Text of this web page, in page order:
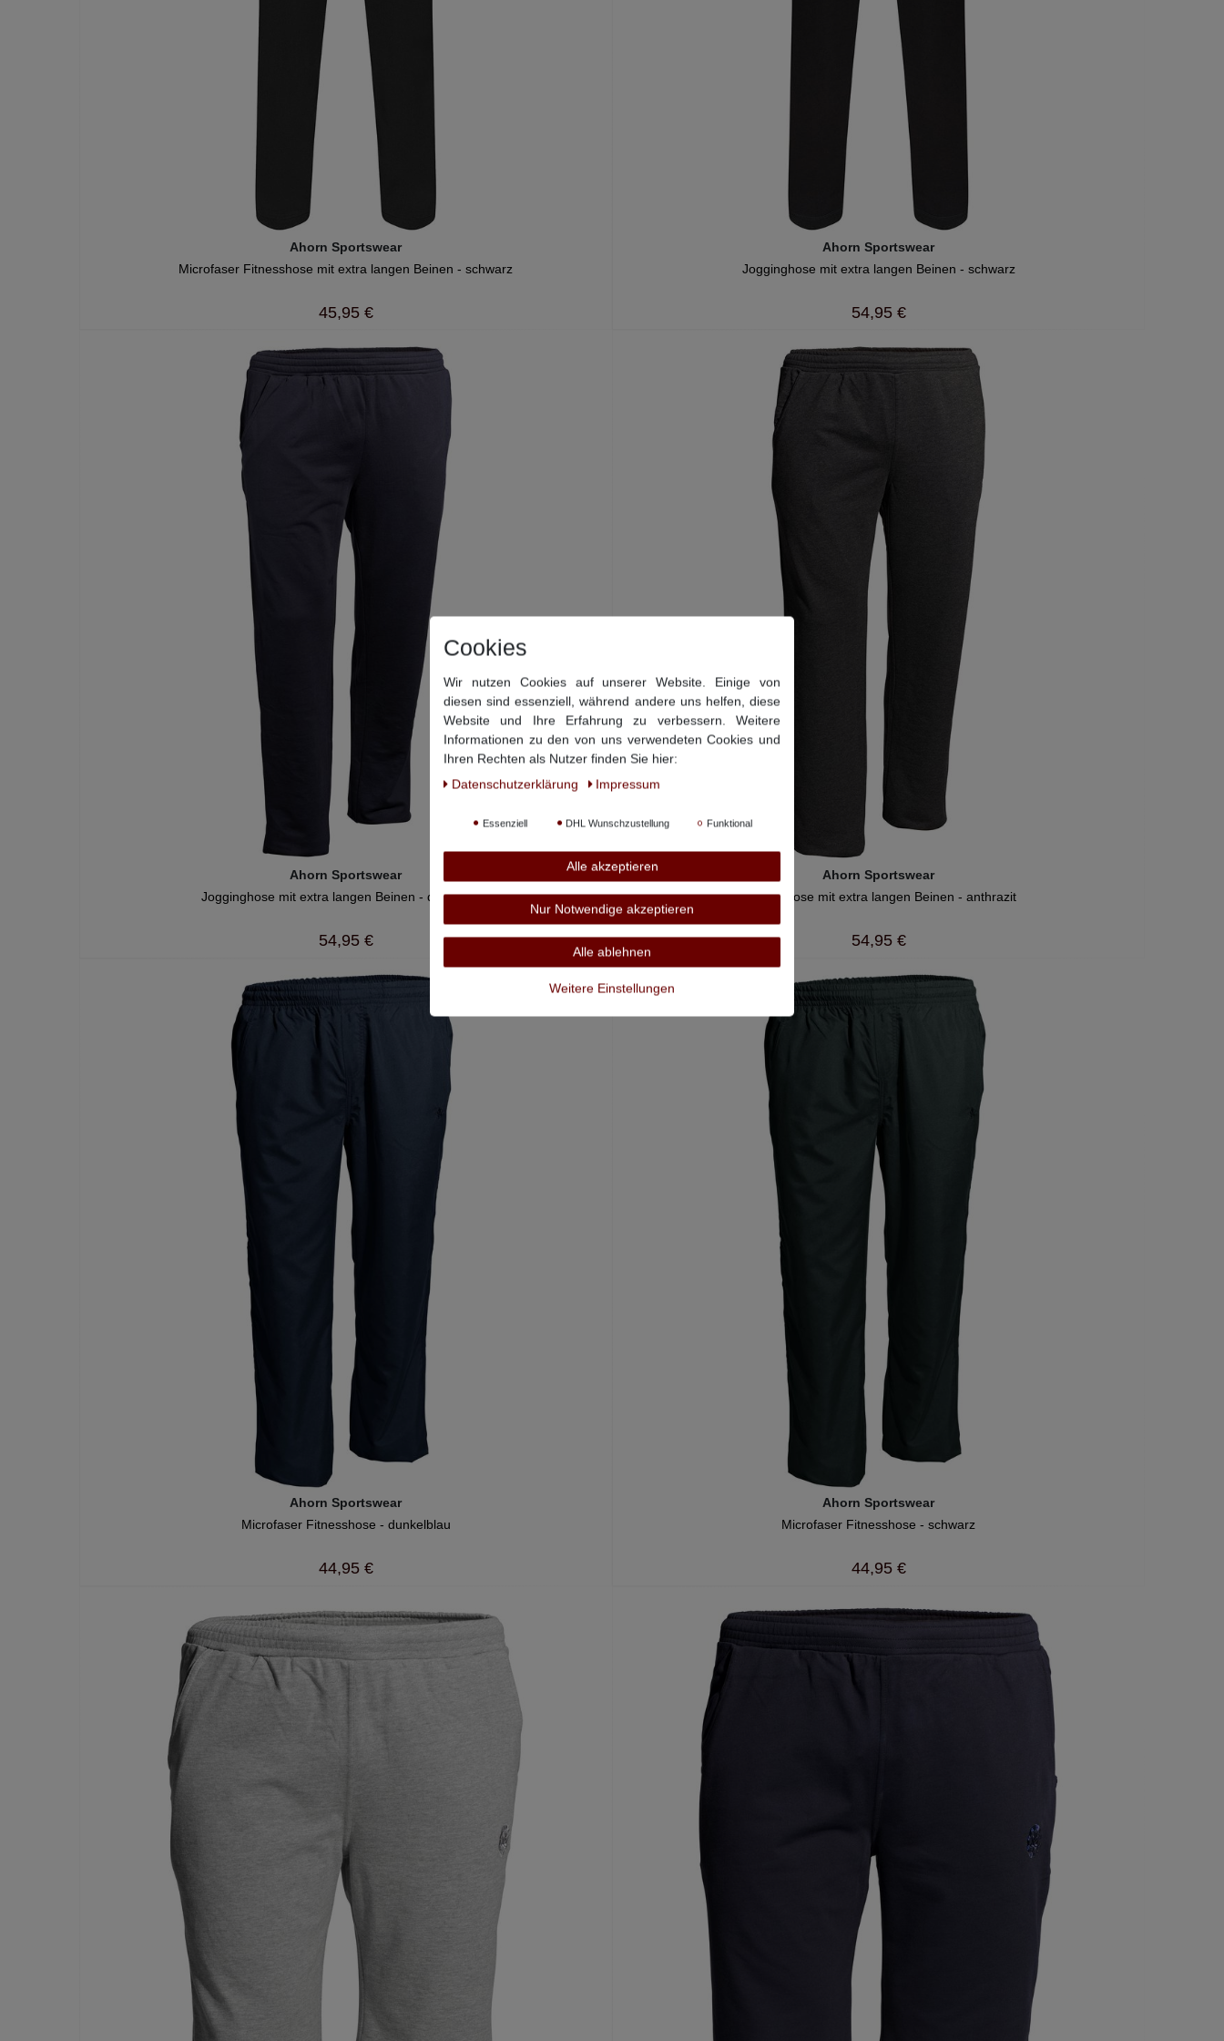
Ahorn Sportswear
Microfaser Fitnesshose mit extra langen Beinen - schwarz
45,95 €
Ahorn Sportswear
Jogginghose mit extra langen Beinen - schwarz
54,95 €
Ahorn Sportswear
Jogginghose mit extra langen Beinen - dunkelblau
54,95 €
Ahorn Sportswear
Jogginghose mit extra langen Beinen - anthrazit
54,95 €
Ahorn Sportswear
Microfaser Fitnesshose - dunkelblau
44,95 €
Ahorn Sportswear
Microfaser Fitnesshose - schwarz
44,95 €
Cookies
Wir nutzen Cookies auf unserer Website. Einige von
diesen sind essenziell, während andere uns helfen, diese
Website und Ihre Erfahrung zu verbessern. Weitere
Informationen zu den von uns verwendeten Cookies und
Ihren Rechten als Nutzer finden Sie hier:
Daten­schutz­erklärung
Impressum
Essenziell DHL Wunschzustellung Funktional
Alle akzeptieren
Nur Notwendige akzeptieren
Alle ablehnen
Weitere Einstellungen